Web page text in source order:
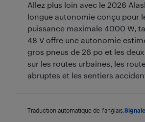
Allez plus loin avec le 2026
longue autonomie conçu pour
puissance maximale 4000 W,
48 V offre une autonomie
gros pneus de 26 po et les
sur les routes urbaines, les
abruptes et les sentiers
Traduction automatique de l'anglais.